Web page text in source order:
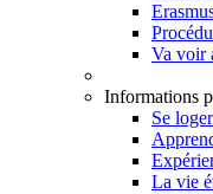
Va voir
Informations
Se
La vie